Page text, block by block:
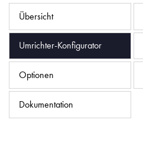
Übersicht
Umrichter-Konfigurator
Optionen
Dokumentation